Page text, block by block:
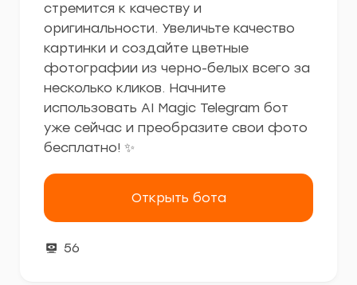
стремится к качеству и
оригинальности. Увеличьте качество
картинки и создайте цветные
фотографии из черно-белых всего за
несколько кликов. Начните
использовать AI Magic Telegram бот
уже сейчас и преобразите свои фото
бесплатно! ✨
Открыть бота
56